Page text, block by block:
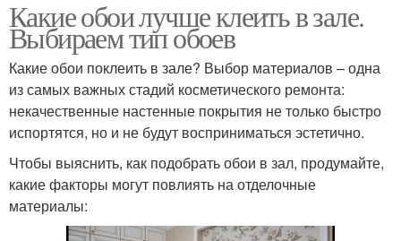
Какие обои лучше клеить в зале.
Выбираем тип обоев
Какие обои поклеить в зале? Выбор материалов – одна
из самых важных стадий косметического ремонта:
некачественные настенные покрытия не только быстро
испортятся, но и не будут восприниматься эстетично.
Чтобы выяснить, как подобрать обои в зал, продумайте,
какие факторы могут повлиять на отделочные
материалы: